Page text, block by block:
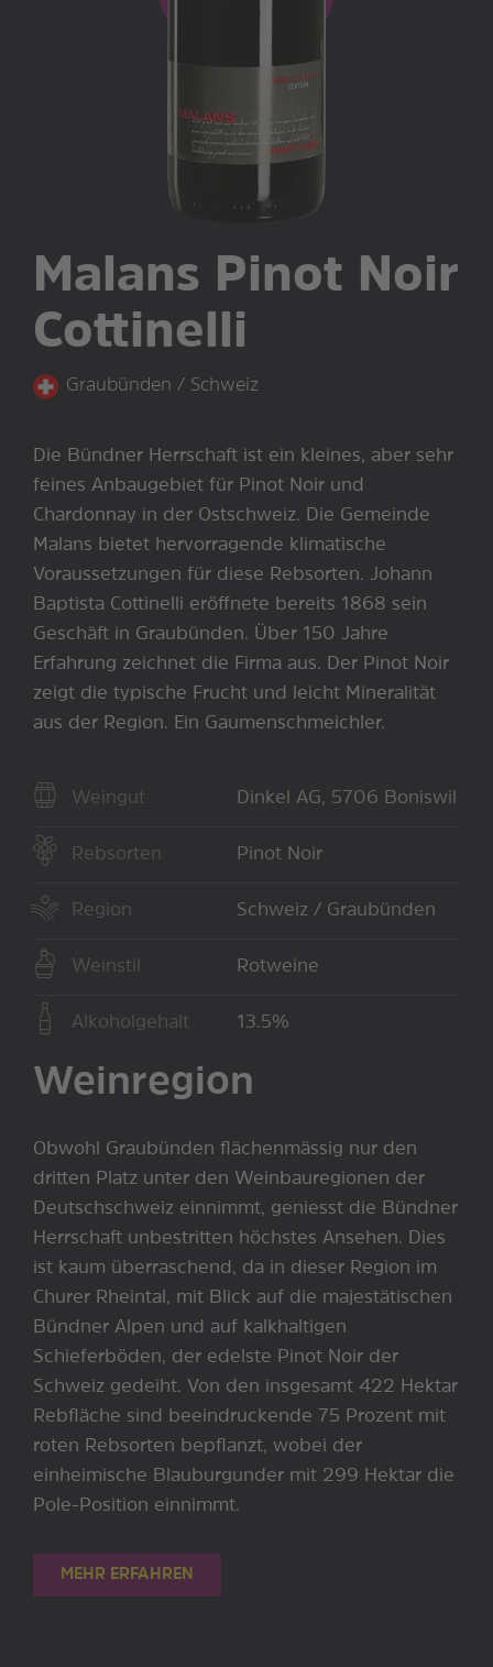
Malans Pinot Noir
Cottinelli
Graubünden / Schweiz
Die Bündner Herrschaft ist ein kleines, aber sehr
feines Anbaugebiet für Pinot Noir und
Chardonnay in der Ostschweiz. Die Gemeinde
Malans bietet hervorragende klimatische
Voraussetzungen für diese Rebsorten. Johann
Baptista Cottinelli eröffnete bereits 1868 sein
Geschäft in Graubünden. Über 150 Jahre
Erfahrung zeichnet die Firma aus. Der Pinot Noir
zeigt die typische Frucht und leicht Mineralität
aus der Region. Ein Gaumenschmeichler.
Weingut Dinkel AG, 5706 Boniswil
Rebsorten Pinot Noir
Region Schweiz / Graubünden
Weinstil Rotweine
Alkoholgehalt 13.5%
Weinregion
Obwohl Graubünden flächenmässig nur den
dritten Platz unter den Weinbauregionen der
Deutschschweiz einnimmt, geniesst die Bündner
Herrschaft unbestritten höchstes Ansehen. Dies
ist kaum überraschend, da in dieser Region im
Churer Rheintal, mit Blick auf die majestätischen
Bündner Alpen und auf kalkhaltigen
Schieferböden, der edelste Pinot Noir der
Schweiz gedeiht. Von den insgesamt 422 Hektar
Rebfläche sind beeindruckende 75 Prozent mit
roten Rebsorten bepflanzt, wobei der
einheimische Blauburgunder mit 299 Hektar die
Pole-Position einnimmt.
MEHR ERFAHREN